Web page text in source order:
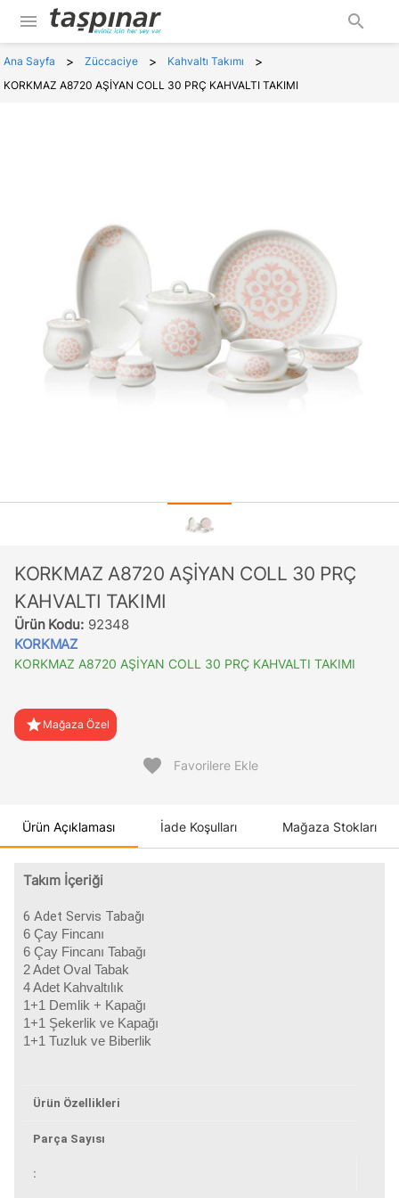
menu search
Ana Sayfa > Züccaciye > Kahvaltı Takımı >
KORKMAZ A8720 AŞİYAN COLL 30 PRÇ KAHVALTI TAKIMI
KORKMAZ A8720 AŞİYAN COLL 30 PRÇ
KAHVALTI TAKIMI
Ürün Kodu: 92348
KORKMAZ
KORKMAZ A8720 AŞİYAN COLL 30 PRÇ KAHVALTI TAKIMI
star Mağaza Özel
favorite Favorilere Ekle
Ürün Açıklaması İade Koşulları Mağaza Stokları
Takım İçeriği
6 Adet Servis Tabağı
6 Çay Fincanı
6 Çay Fincanı Tabağı
2 Adet Oval Tabak
4 Adet Kahvaltılık
1+1 Demlik + Kapağı
1+1 Şekerlik ve Kapağı
1+1 Tuzluk ve Biberlik
Ürün Özellikleri
Parça Sayısı
: